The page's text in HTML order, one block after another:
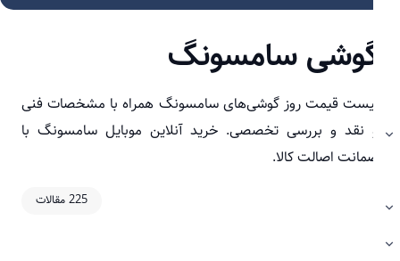
سامسونگ
قیمت روز گوشی‌های سامسونگ همراه با مشخصات فنی
نقد و بررسی تخصصی. خرید آنلاین موبایل سامسونگ با
اصالت کالا.